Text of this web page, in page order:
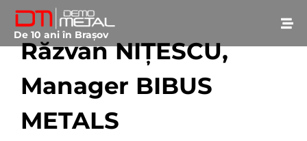
De 10 ani în Brașov
Răzvan NIȚESCU,
Manager BIBUS
METALS